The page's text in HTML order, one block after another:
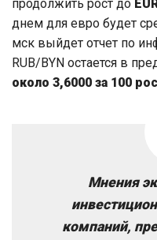
продолжить рост до
днем для евро будет
мск выйдет отчет по
RUB/BYN остается в
около 3,6000 за 100
Мнения
компаний,